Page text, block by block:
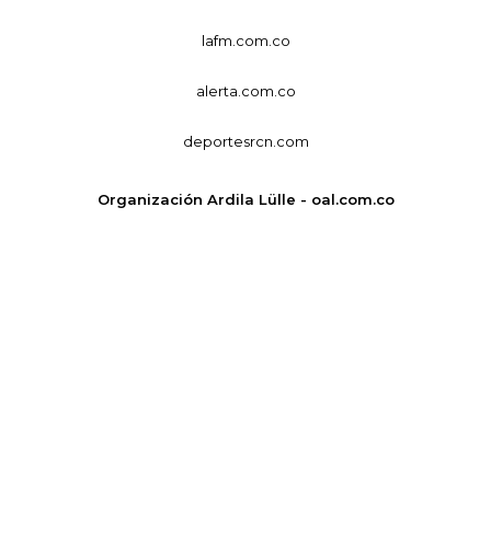
lafm.com.co
alerta.com.co
deportesrcn.com
Organización Ardila Lülle - oal.com.co